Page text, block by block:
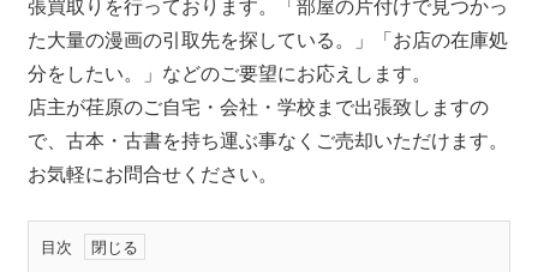
張買取りを行っております。「部屋の片付けで見つかっ
た大量の漫画の引取先を探している。」「お店の在庫処
分をしたい。」などのご要望にお応えします。
店主が荏原のご自宅・会社・学校まで出張致しますの
で、古本・古書を持ち運ぶ事なくご売却いただけます。
お気軽にお問合せください。
目次